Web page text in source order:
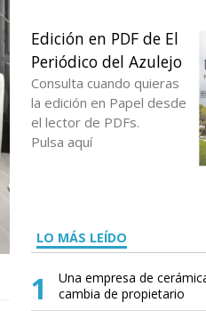
Edición en PDF de El
Periódico del Azulejo
Consulta cuando quieras
la edición en Papel desde
el lector de PDFs.
Pulsa aquí
LO MÁS LEÍDO
1
Una empresa de
cambia de propietario